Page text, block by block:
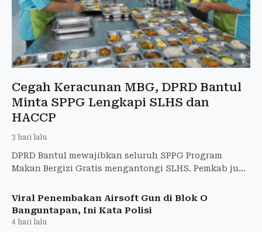
Cegah Keracunan MBG, DPRD Bantul
Minta SPPG Lengkapi SLHS dan
HACCP
3 hari lalu
DPRD Bantul mewajibkan seluruh SPPG Program
Makan Bergizi Gratis mengantongi SLHS. Pemkab juga
untuk memperketat
Viral Penembakan Airsoft Gun di Blok O
Banguntapan, Ini Kata Polisi
4 hari lalu